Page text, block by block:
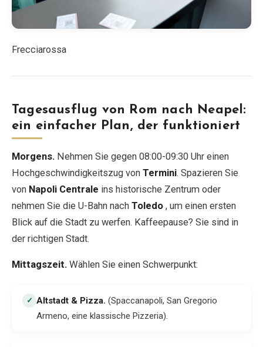
Frecciarossa
Tagesausflug von Rom nach Neapel:
ein einfacher Plan, der funktioniert
Morgens. Nehmen Sie gegen 08:00-09:30 Uhr einen
Hochgeschwindigkeitszug von Termini. Spazieren Sie
von Napoli Centrale ins historische Zentrum oder
nehmen Sie die U-Bahn nach Toledo , um einen ersten
Blick auf die Stadt zu werfen. Kaffeepause? Sie sind in
der richtigen Stadt.
Mittagszeit. Wählen Sie einen Schwerpunkt:
✓ Altstadt & Pizza. (Spaccanapoli, San Gregorio
Armeno, eine klassische Pizzeria).